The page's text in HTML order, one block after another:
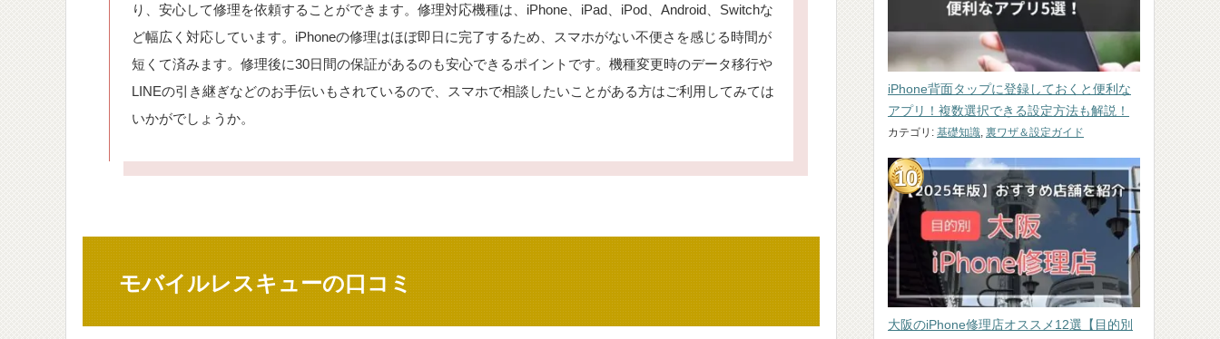
り、安心して修理を依頼することができます。修理対応機種は、iPhone、iPad、iPod、Android、Switchな
ど幅広く対応しています。iPhoneの修理はほぼ即日に完了するため、スマホがない不便さを感じる時間が
短くて済みます。修理後に30日間の保証があるのも安心できるポイントです。機種変更時のデータ移行や
LINEの引き継ぎなどのお手伝いもされているので、スマホで相談したいことがある方はご利用してみては
いかがでしょうか。
モバイルレスキューの口コミ
iPhone背面タップに登録しておくと便利な
アプリ！複数選択できる設定方法も解説！
カテゴリ: 基礎知識 裏ワザ＆設定ガイド
大阪のiPhone修理店オススメ12選【目的別